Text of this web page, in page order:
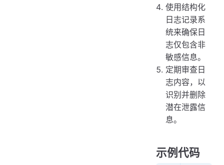
使用结构化
日志记录系
统来确保日
志仅包含非
敏感信息。
定期审查日
志内容，以
识别并删除
潜在泄露信
息。
示例代码